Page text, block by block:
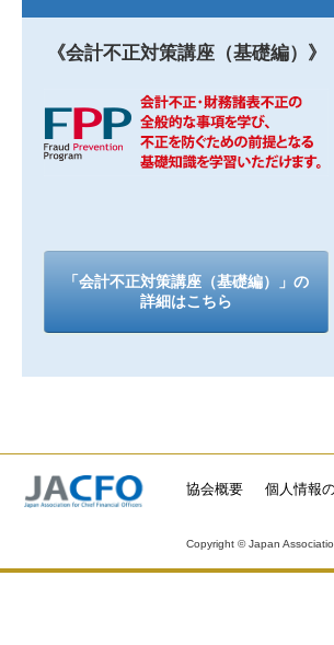
《会計不正対策講座（基礎編）》
「会計不正対策講座（基礎編）」の
詳細はこちら
協会概要 個人情報
Copyright © Japan